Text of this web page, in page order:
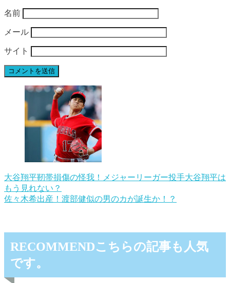
名前
メール
サイト
大谷翔平靭帯損傷の怪我！メジャーリーガー投手大谷翔平は
もう見れない？
佐々木希出産！渡部健似の男のカが誕生か！？
RECOMMENDこちらの記事も人気
です。